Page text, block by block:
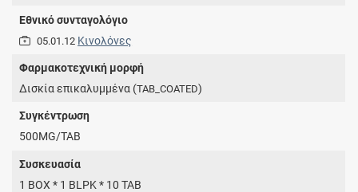
Εθνικό συνταγολόγιο
05.01.12 Κινολόνες
Φαρμακοτεχνική μορφή
Δισκία επικαλυμμένα (TAB_COATED)
Συγκέντρωση
500MG/TAB
Συσκευασία
1 BOX * 1 BLPK * 10 TAB